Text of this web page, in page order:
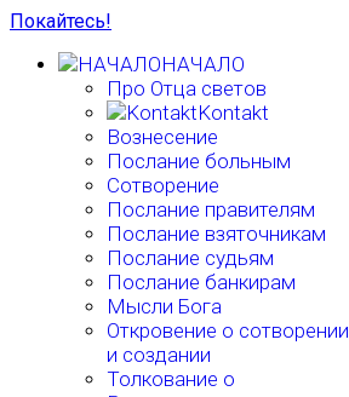
Покайтесь!
НАЧАЛО
Про Отца светов
Kontakt
Вознесение
Послание больным
Сотворение
Послание правителям
Послание взяточникам
Послание судьям
Послание банкирам
Мысли Бога
Откровение о сотворении
и создании
Толкование о